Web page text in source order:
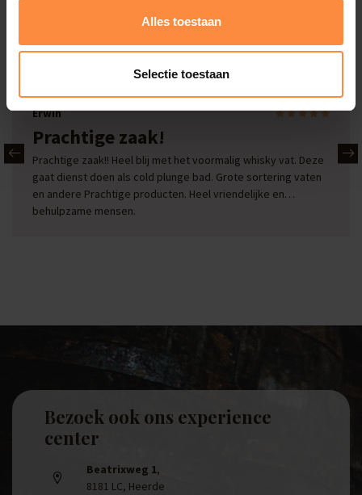
Alles toestaan
Selectie toestaan
Onze reviews
Erwin
Prachtige zaak!
Prachtige zaak!! Heel blij met het voormalig whisky vat. Deze
gaat dienst doen als cold plunge bad. Grote sortering vaten
en andere Prachtige producten. Heel vriendelijke en
behulpzame mensen.
Bezoek ook ons experience
center
Beatrixweg 1,
8181 LC, Heerde